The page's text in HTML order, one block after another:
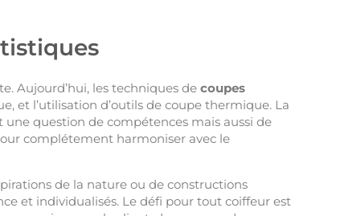
Aujourd’hui, les techniques de coupes
et l’utilisation d’outils de coupe thermique. La
une question de compétences mais aussi de
complétement harmoniser avec le
de la nature ou de constructions
et individualisés. Le défi pour tout coiffeur est